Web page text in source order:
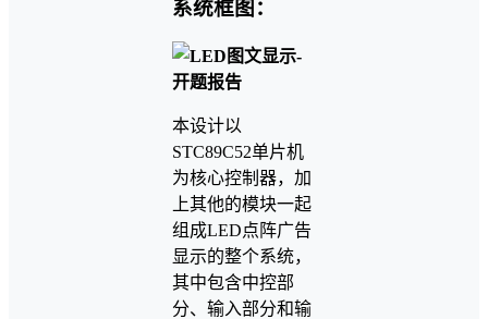
系统框图：
本设计以
STC89C52单片机
为核心控制器，加
上其他的模块一起
组成LED点阵广告
显示的整个系统，
其中包含中控部
分、输入部分和输